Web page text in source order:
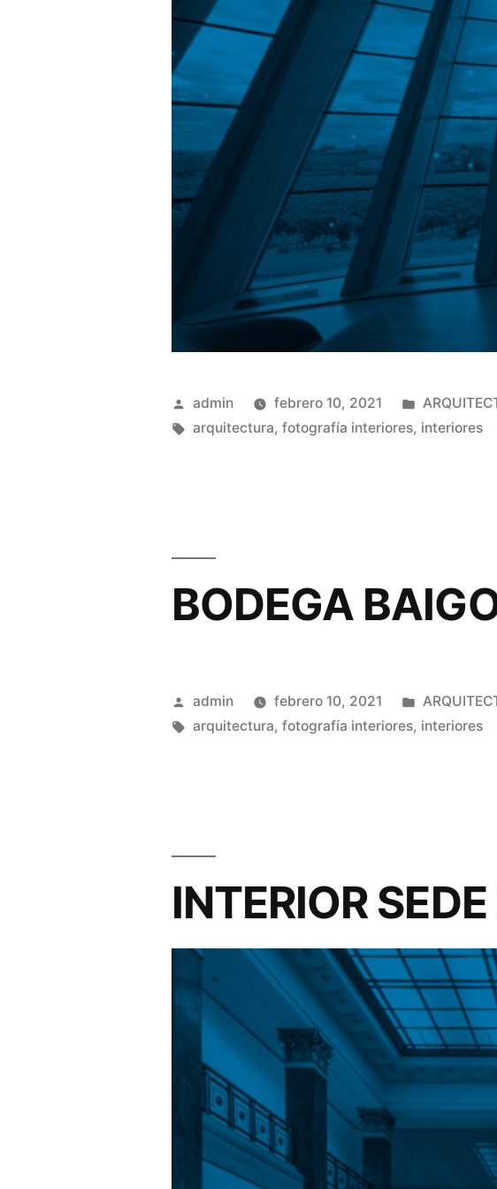
Publicado
por
admin febrero 10, 2021
Publicado
en
Etiquetas:
arquitectura,fotografía interiores, interiores
BODEGA
Publicado
por
admin febrero 10, 2021
Publicado
en
Etiquetas:
arquitectura,fotografía interiores, interiores
INTERIOR